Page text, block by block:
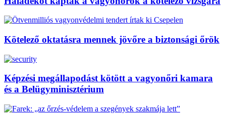
Kötelező oktatásra mennek jövőre a biztonsági őrök
Képzési megállapodást kötött a vagyonőri kamara
és a Belügyminisztérium